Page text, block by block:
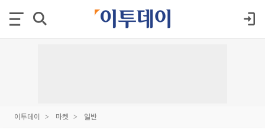
이투데이 마켓 일반